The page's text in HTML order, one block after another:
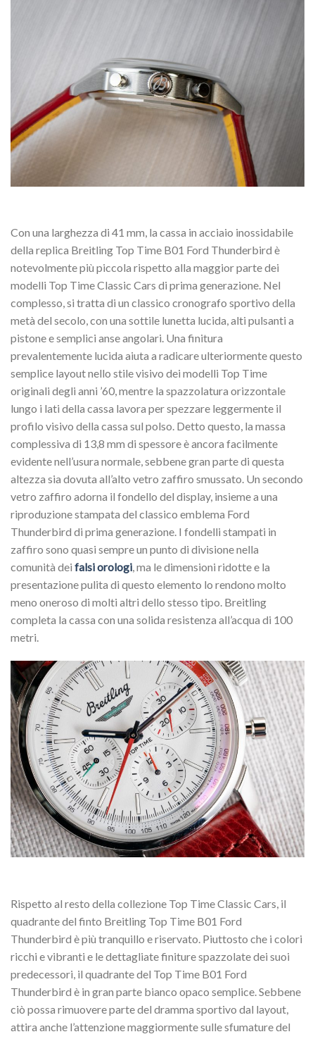
Con una larghezza di 41 mm, la cassa in acciaio inossidabile
della replica Breitling Top Time B01 Ford Thunderbird è
notevolmente più piccola rispetto alla maggior parte dei
modelli Top Time Classic Cars di prima generazione. Nel
complesso, si tratta di un classico cronografo sportivo della
metà del secolo, con una sottile lunetta lucida, alti pulsanti a
pistone e semplici anse angolari. Una finitura
prevalentemente lucida aiuta a radicare ulteriormente questo
semplice layout nello stile visivo dei modelli Top Time
originali degli anni ’60, mentre la spazzolatura orizzontale
lungo i lati della cassa lavora per spezzare leggermente il
profilo visivo della cassa sul polso. Detto questo, la massa
complessiva di 13,8 mm di spessore è ancora facilmente
evidente nell’usura normale, sebbene gran parte di questa
altezza sia dovuta all’alto vetro zaffiro smussato. Un secondo
vetro zaffiro adorna il fondello del display, insieme a una
riproduzione stampata del classico emblema Ford
Thunderbird di prima generazione. I fondelli stampati in
zaffiro sono quasi sempre un punto di divisione nella
comunità dei falsi orologi, ma le dimensioni ridotte e la
presentazione pulita di questo elemento lo rendono molto
meno oneroso di molti altri dello stesso tipo. Breitling
completa la cassa con una solida resistenza all’acqua di 100
metri.
Rispetto al resto della collezione Top Time Classic Cars, il
quadrante del finto Breitling Top Time B01 Ford
Thunderbird è più tranquillo e riservato. Piuttosto che i colori
ricchi e vibranti e le dettagliate finiture spazzolate dei suoi
predecessori, il quadrante del Top Time B01 Ford
Thunderbird è in gran parte bianco opaco semplice. Sebbene
ciò possa rimuovere parte del dramma sportivo dal layout,
attira anche l’attenzione maggiormente sulle sfumature del